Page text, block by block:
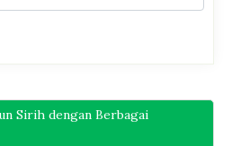
Sirih dengan Berbagai